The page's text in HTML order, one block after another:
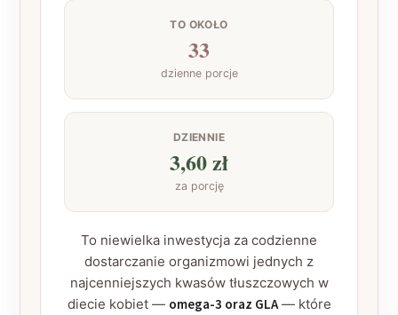
TO OKOŁO
33
dzienne porcje
DZIENNIE
3,60 zł
za porcję
To niewielka inwestycja za codzienne
dostarczanie organizmowi jednych z
najcenniejszych kwasów tłuszczowych w
diecie kobiet — omega-3 oraz GLA— które